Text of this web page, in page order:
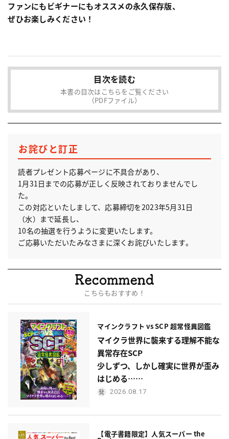
ファンにもビギナーにもオススメの永久保存版、
ぜひお楽しみください！
目次を読む
本書の目次はこちらをご覧ください
（PDFファイル）
お詫びと訂正
読者プレゼント応募ページに不具合があり、
1月31日までの応募が正しく反映されておりませんでし
た。
この対応といたしまして、応募締切を2023年5月31日
（水）まで延長し、
10名の抽選を行うように変更いたします。
ご応募いただいたみなさまに深くお詫びいたします。
こちらもおすすめ！
マインクラフト vs SCP 超常怪異図鑑
マイクラ世界に襲来する理解不能な
異常存在SCP
少しずつ、しかし確実に世界が歪み
はじめる……
2026.08.17
【電子書籍限定】人気スーパー the